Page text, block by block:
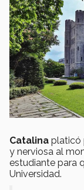
Catalina platicó
y nerviosa al
estudiante para
Universidad.